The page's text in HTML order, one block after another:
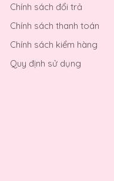
Chính sách đổi trả
Chính sách thanh toán
Chính sách kiểm hàng
Quy định sử dụng